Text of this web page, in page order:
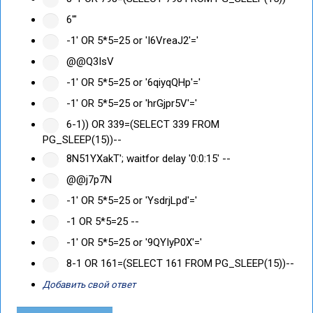
6'"
-1' OR 5*5=25 or 'I6VreaJ2'='
@@Q3IsV
-1' OR 5*5=25 or '6qiyqQHp'='
-1' OR 5*5=25 or 'hrGjpr5V'='
6-1)) OR 339=(SELECT 339 FROM
PG_SLEEP(15))--
8N51YXakT'; waitfor delay '0:0:15' --
@@j7p7N
-1' OR 5*5=25 or 'YsdrjLpd'='
-1 OR 5*5=25 --
-1' OR 5*5=25 or '9QYIyP0X'='
8-1 OR 161=(SELECT 161 FROM PG_SLEEP(15))--
Добавить свой ответ